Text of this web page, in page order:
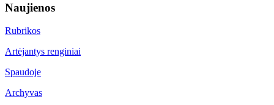
Naujienos
Rubrikos
Artėjantys renginiai
Spaudoje
Archyvas